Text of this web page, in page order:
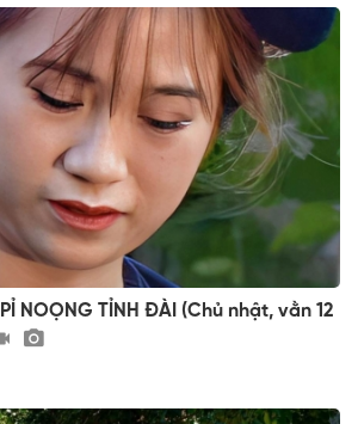
NOỌNG TỈNH ĐÀI (Chủ nhật, vằn 12